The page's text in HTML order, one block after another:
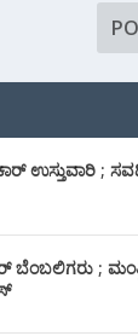
ಉಸ್ತುವಾರಿ ;
ಬೆಂಬಲಿಗರು ;